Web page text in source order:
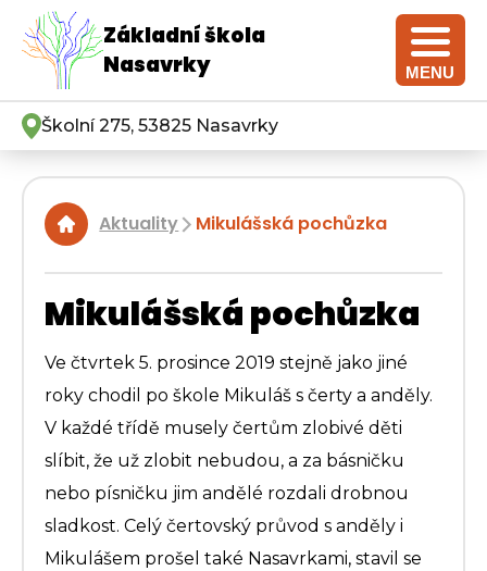
Základní škola
Nasavrky
MENU
Školní 275, 53825 Nasavrky
Aktuality| Mikulášská pochůzka
Mikulášská pochůzka
Ve čtvrtek 5. prosince 2019 stejně jako jiné
roky chodil po škole Mikuláš s čerty a anděly.
V každé třídě musely čertům zlobivé děti
slíbit, že už zlobit nebudou, a za básničku
nebo písničku jim andělé rozdali drobnou
sladkost. Celý čertovský průvod s anděly i
Mikulášem prošel také Nasavrkami, stavil se